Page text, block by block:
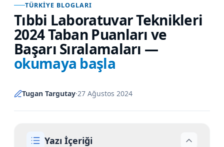
TÜRKIYE BLOGLARI
Tıbbi Laboratuvar Teknikleri
2024 Taban Puanları ve
Başarı Sıralamaları —
okumaya başla
Tugan Targutay·27 Ağustos 2024
Yazı İçeriği